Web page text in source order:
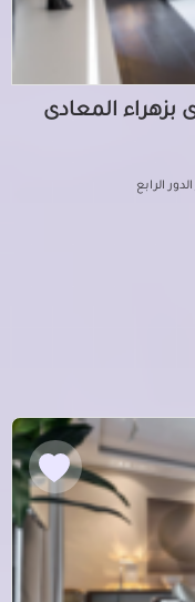
السنوى بزهراء المعادى
الرابع